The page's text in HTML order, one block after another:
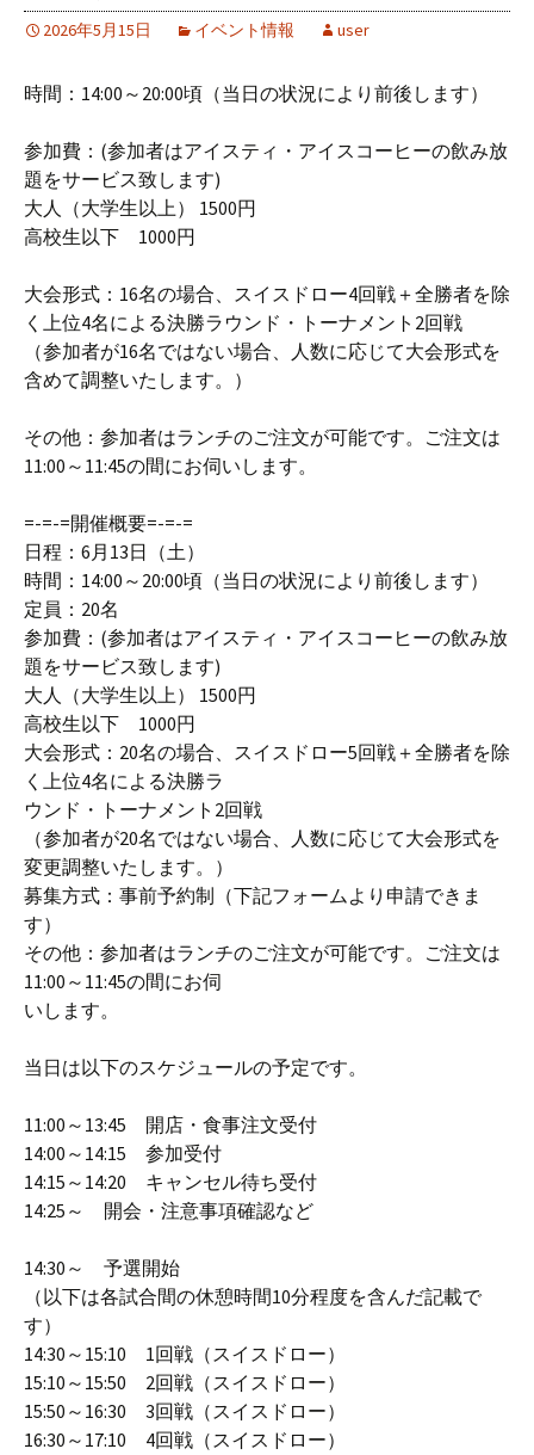
2026年5月15日 イベント情報 user
時間：14:00～20:00頃（当日の状況により前後します）
参加費：(参加者はアイスティ・アイスコーヒーの飲み放
題をサービス致します)
大人（大学生以上） 1500円
高校生以下 1000円
大会形式：16名の場合、スイスドロー4回戦＋全勝者を除
く上位4名による決勝ラウンド・トーナメント2回戦
（参加者が16名ではない場合、人数に応じて大会形式を
含めて調整いたします。）
その他：参加者はランチのご注文が可能です。ご注文は
11:00～11:45の間にお伺いします。
=-=-=開催概要=-=-=
日程：6月13日（土）
時間：14:00～20:00頃（当日の状況により前後します）
定員：20名
参加費：(参加者はアイスティ・アイスコーヒーの飲み放
題をサービス致します)
大人（大学生以上） 1500円
高校生以下 1000円
大会形式：20名の場合、スイスドロー5回戦＋全勝者を除
く上位4名による決勝ラ
ウンド・トーナメント2回戦
（参加者が20名ではない場合、人数に応じて大会形式を
変更調整いたします。）
募集方式：事前予約制（下記フォームより申請できま
す）
その他：参加者はランチのご注文が可能です。ご注文は
11:00～11:45の間にお伺
いします。
当日は以下のスケジュールの予定です。
11:00～13:45 開店・食事注文受付
14:00～14:15 参加受付
14:15～14:20 キャンセル待ち受付
14:25～ 開会・注意事項確認など
14:30～ 予選開始
（以下は各試合間の休憩時間10分程度を含んだ記載で
す）
14:30～15:10 1回戦（スイスドロー）
15:10～15:50 2回戦（スイスドロー）
15:50～16:30 3回戦（スイスドロー）
16:30～17:10 4回戦（スイスドロー）